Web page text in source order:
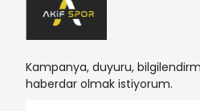
Kampanya, duyuru,
haberdar olmak istiyorum.